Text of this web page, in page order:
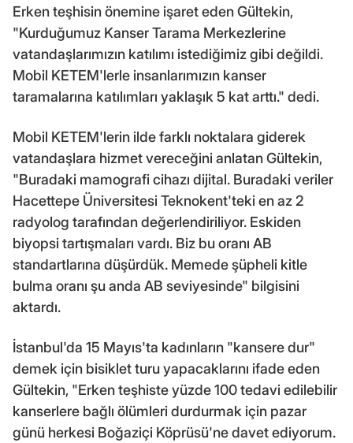
Erken teşhisin önemine işaret eden Gültekin,
"Kurduğumuz Kanser Tarama Merkezlerine
vatandaşlarımızın katılımı istediğimiz gibi değildi.
Mobil KETEM'lerle insanlarımızın kanser
taramalarına katılımları yaklaşık 5 kat arttı." dedi.
Mobil KETEM'lerin ilde farklı noktalara giderek
vatandaşlara hizmet vereceğini anlatan Gültekin,
"Buradaki mamografi cihazı dijital. Buradaki veriler
Hacettepe Üniversitesi Teknokent'teki en az 2
radyolog tarafından değerlendiriliyor. Eskiden
biyopsi tartışmaları vardı. Biz bu oranı AB
standartlarına düşürdük. Memede şüpheli kitle
bulma oranı şu anda AB seviyesinde" bilgisini
aktardı.
İstanbul'da 15 Mayıs'ta kadınların "kansere dur"
demek için bisiklet turu yapacaklarını ifade eden
Gültekin, "Erken teşhiste yüzde 100 tedavi edilebilir
kanserlere bağlı ölümleri durdurmak için pazar
günü herkesi Boğaziçi Köprüsü'ne davet ediyorum.